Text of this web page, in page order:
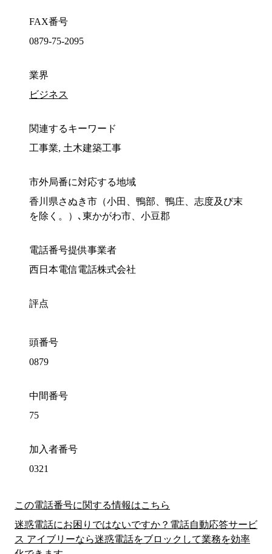
FAX番号
0879-75-2095
業界
ビジネス
関連するキーワード
工事業, 土木建築工事
市外局番に対応する地域
香川県さぬき市（小田、鴨部、鴨庄、志度及び末
を除く。）､東かがわ市、小豆郡
電話番号提供事業者
西日本電信電話株式会社
評点
頭番号
0879
中間番号
75
加入者番号
0321
この電話番号に関する情報はこちら
迷惑電話にお困りではないですか？電話自動応答サービ
ス アイブリーなら迷惑電話をブロックして業務を効率